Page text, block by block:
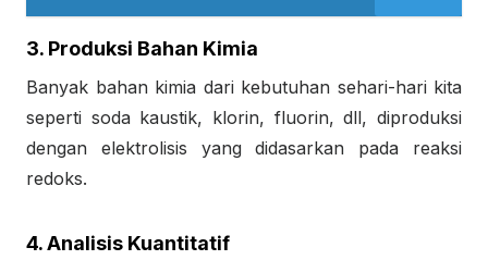
3. Produksi Bahan Kimia
Banyak bahan kimia dari kebutuhan sehari-hari kita
seperti soda kaustik, klorin, fluorin, dll, diproduksi
dengan elektrolisis yang didasarkan pada reaksi
redoks.
4. Analisis Kuantitatif